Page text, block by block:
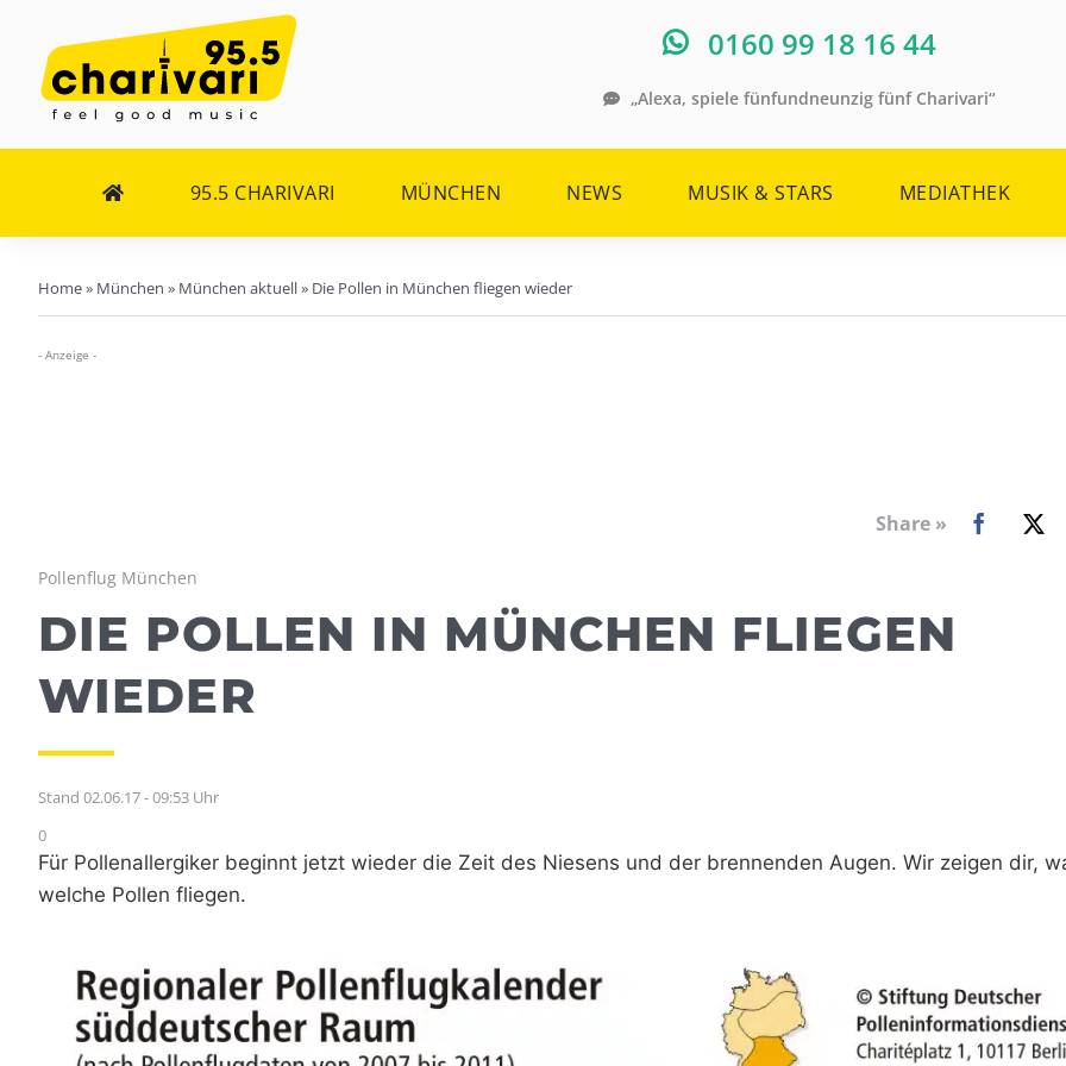
Inhalt
springen
0160 99 18 16 44
„Alexa, spiele fünfundneunzig fünf Charivari“
95.5 CHARIVARI MÜNCHEN NEWS MUSIK & STARS MEDIATHEK
Home» München » München aktuell» Die Pollen in München fliegen wieder
- Anzeige -
Share »
Pollenflug München
DIE POLLEN IN MÜNCHEN FLIEGEN
WIEDER
Stand 02.06.17 - 09:53 Uhr
0
Für Pollenallergiker beginnt jetzt wieder die Zeit des Niesens und der brennenden Augen. Wir zeigen dir,
welche Pollen fliegen.